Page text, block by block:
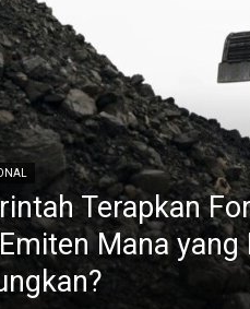
Terapkan
Mana yang